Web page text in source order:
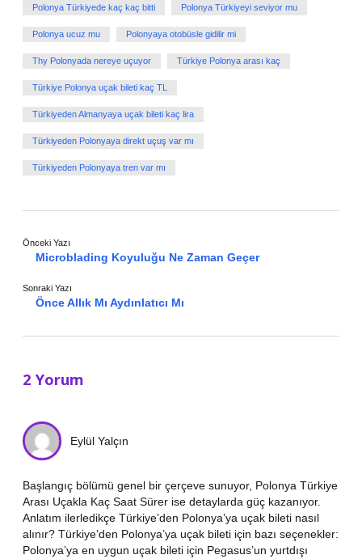
Polonya Türkiyede kaç kaç bitti Polonya Türkiyeyi seviyor mu
Polonya ucuz mu Polonyaya otobüsle gidilir mi
Thy Polonyada nereye uçuyor Türkiye Polonya arası kaç
Türkiye Polonya uçak bileti kaç TL
Türkiyeden Almanyaya uçak bileti kaç lira
Türkiyeden Polonyaya direkt uçuş var mı
Türkiyeden Polonyaya tren var mı
Önceki Yazı
Microblading Koyuluğu Ne Zaman Geçer
Sonraki Yazı
Önce Allık Mı Aydınlatıcı Mı
2 Yorum
Eylül Yalçın
Başlangıç bölümü genel bir çerçeve sunuyor, Polonya Türkiye
Arası Uçakla Kaç Saat Sürer ise detaylarda güç kazanıyor.
Anlatım ilerledikçe Türkiye’den Polonya’ya uçak bileti nasıl
alınır? Türkiye’den Polonya’ya uçak bileti için bazı seçenekler:
Polonya’ya en uygun uçak bileti için Pegasus’un yurtdışı